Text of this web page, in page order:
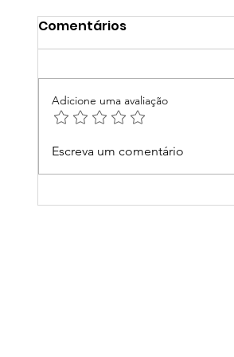
Escolas Antirracistas
2022: CAMB
Comentários
Adicione uma avaliação
Escreva um comentário